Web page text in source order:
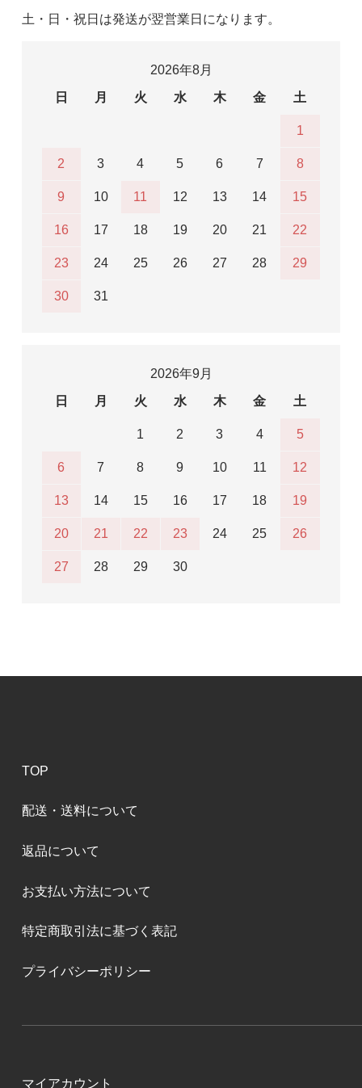
土・日・祝日は発送が翌営業日になります。
2026年8月
日
月 火 水 木 金 土
1
2 3 4 5 6 7 8
9 10 11 12 13 14 15
16 17 18 19 20 21 22
23 24 25 26 27 28 29
30 31
2026年9月
日
月 火 水 木 金 土
1 2 3 4 5
6 7 8 9 10 11 12
13 14 15 16 17 18 19
20 21 22 23 24 25 26
27 28 29 30
TOP
配送・送料について
返品について
お支払い方法について
特定商取引法に基づく表記
プライバシーポリシー
マイアカウント